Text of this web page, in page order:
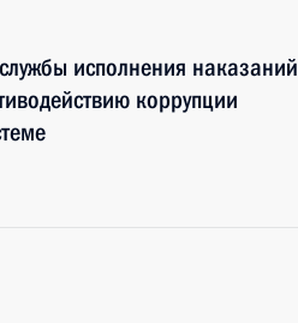
исполнения наказаний
коррупции